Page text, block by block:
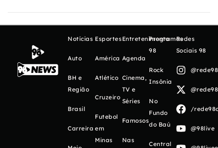
Notícias
Auto
BH e
Região
Brasil
Carreira
Esportes
América
Atlético
Cruzeiro
Futebol
em
Minas
Entretenimento
Agenda
Cinema,
TV e
Séries
Famosos
Nas
Programas
98
Rock
Insônia
No
Fundo
do Baú
Central
Redes
Sociais 98
/
@98live